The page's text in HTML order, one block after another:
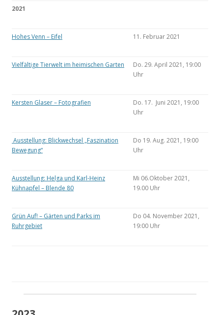
2021
Hohes Venn – Eifel 11. Februar 2021
Vielfältige Tierwelt im heimischen Garten
Do. 29. April 2021, 19:00
Uhr
Kersten Glaser – Fotografien
Do. 17. Juni 2021, 19:00
Uhr
Ausstellung: Blickwechsel „Faszination
Bewegung“
Do 19. Aug. 2021, 19:00
Uhr
Ausstellung: Helga und Karl-Heinz
Kühnapfel – Blende 80
Mi 06.Oktober 2021,
19.00 Uhr
Grün Auf! – Gärten und Parks im
Ruhrgebiet
Do 04. November 2021,
19:00 Uhr